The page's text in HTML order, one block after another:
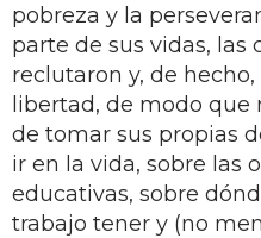
pobreza y la
parte de sus vidas, las
reclutaron y, de
libertad, de modo que
de tomar sus propias
ir en la vida, sobre las
educativas, sobre
trabajo tener y (no